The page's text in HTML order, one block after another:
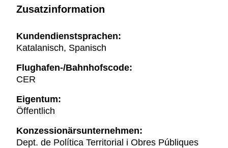
Zusatzinformation
Kundendienstsprachen:
Katalanisch, Spanisch
Flughafen-/Bahnhofscode:
CER
Eigentum:
Öffentlich
Konzessionärsunternehmen:
Dept. de Política Territorial i Obres Públiques